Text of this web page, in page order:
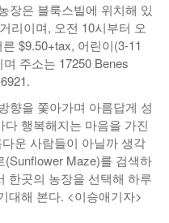
장은 블룩스빌에 위치해 있
리이며, 오전 10시부터 오
$9.50+tax, 어린이(3-11
주소는 17250 Benes
향을 쫓아가며 아름답게 성
행복해지는 마음을 가진
운 사람들이 아닐까 생각
Maze)를 검색하
한곳의 농장을 선택해 하루
대해 본다. <이승애기자>